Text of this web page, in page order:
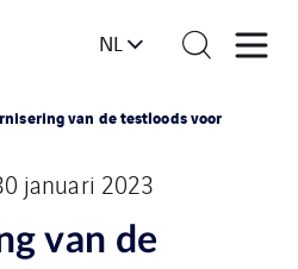
NL
van de testloods voor
januari 2023
van de